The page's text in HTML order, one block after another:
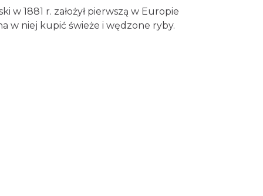
1881 r. założył pierwszą w Europie
w niej kupić świeże i wędzone ryby.